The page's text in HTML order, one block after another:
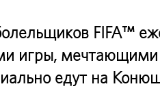
FIFA™
игры,
едут на